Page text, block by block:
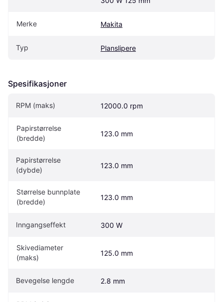
Merke Makita
Typ Planslipere
Spesifikasjoner
RPM (maks) 12000.0 rpm
Papirstørrelse
(bredde)
123.0 mm
Papirstørrelse
(dybde)
123.0 mm
Størrelse bunnplate
(bredde)
123.0 mm
Inngangseffekt 300 W
Skivediameter
(maks)
125.0 mm
Bevegelse lengde 2.8 mm